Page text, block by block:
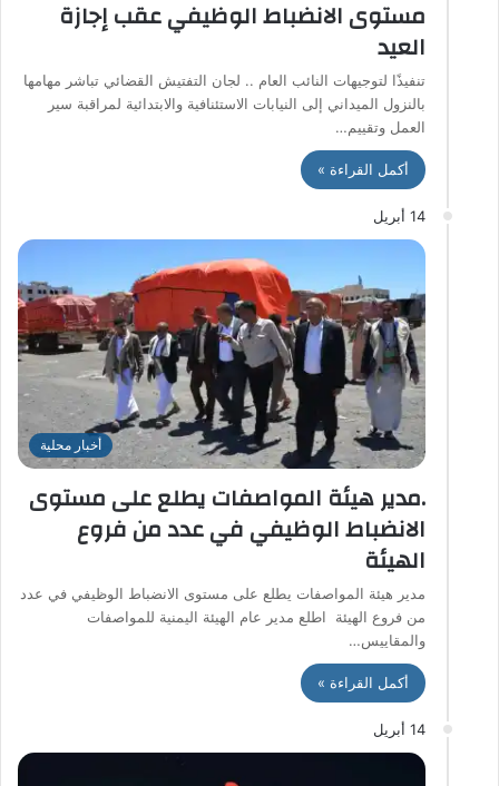
مستوى الانضباط الوظيفي عقب إجازة
العيد
تنفيذًا لتوجيهات النائب العام .. لجان التفتيش القضائي تباشر مهامها
بالنزول الميداني إلى النيابات الاستئنافية والابتدائية لمراقبة سير
العمل وتقييم…
أكمل القراءة »
14 أبريل
أخبار محلية
.مدير هيئة المواصفات يطلع على مستوى
الانضباط الوظيفي في عدد من فروع
الهيئة
مدير هيئة المواصفات يطلع على مستوى الانضباط الوظيفي في عدد
من فروع الهيئة اطلع مدير عام الهيئة اليمنية للمواصفات
والمقاييس…
أكمل القراءة »
14 أبريل